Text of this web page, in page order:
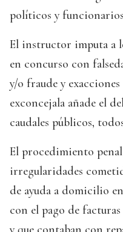
políticos y
El instructor imputa a
en concurso con
y/o fraude y
exconcejala añade el
caudales públicos,
El procedimiento penal
irregularidades
de ayuda a domicilio
con el pago de